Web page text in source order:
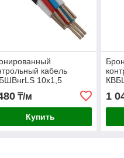
кабель
10х1,5
₸/м
Купить
1